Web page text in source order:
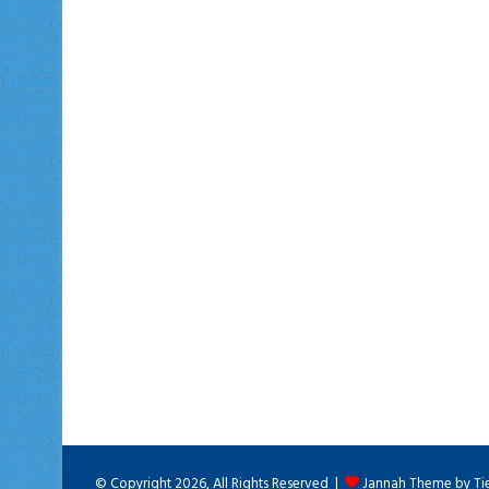
© Copyright 2026, All Rights Reserved | Jannah Theme by